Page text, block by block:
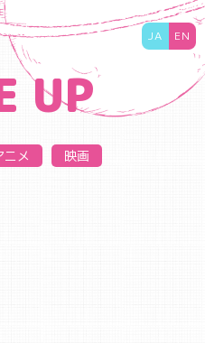
BUSINESS AND MAXIMIZE THE
JA EN
UP
ニメ 映画